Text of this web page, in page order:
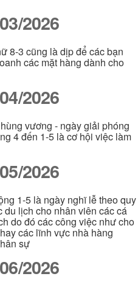
2026
8-3 cũng là dịp để các bạn
các mặt hàng dành cho
2026
vương - ngày giải phóng
4 đến 1-5 là cơ hội việc làm
2026
1-5 là ngày nghĩ lễ theo quy
lịch cho nhân viên các cá
do đó các công việc như cho
các lĩnh vực nhà hàng
sự
2026